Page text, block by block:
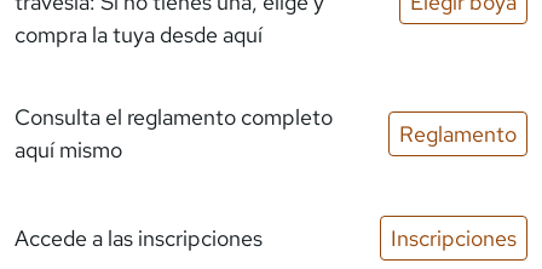
compra la tuya desde aquí
Consulta el reglamento completo
aquí mismo
Reglamento
Accede a las inscripciones Inscripciones